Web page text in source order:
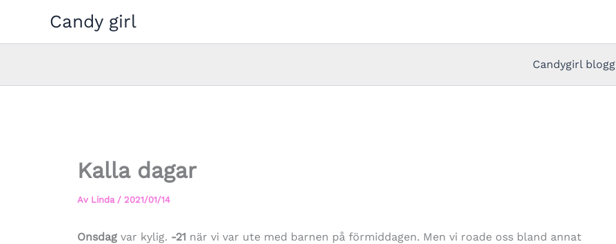
innehåll
Candy girl
Candygirl blogg
Kalla dagar
Av Linda / 2021/01/14
Onsdag var kylig. -21 när vi var ute med barnen på förmiddagen. Men vi roade oss bland annat